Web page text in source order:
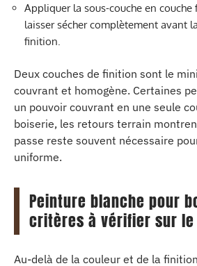
Appliquer la sous-couche en couche
laisser sécher complètement avant
finition.
Deux couches de finition sont le
couvrant et homogène. Certaines
un pouvoir couvrant en une seule
boiserie, les retours terrain
passe reste souvent nécessaire
uniforme.
Peinture blanche pour
critères à vérifier sur
Au-delà de la couleur et de la